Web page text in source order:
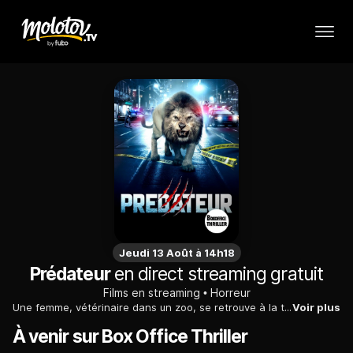
Jeudi 13 Août à 14h18
Prédateuren direct streaming gratuit
Films en streaming Horreur
Une femme, vétérinaire dans un zoo, se retrouve à la tête d'une chasse gigantesque organisée à travers Amsterdam pour capturer un lion monstrueux...Voir plus
À venir sur Box Office Thriller